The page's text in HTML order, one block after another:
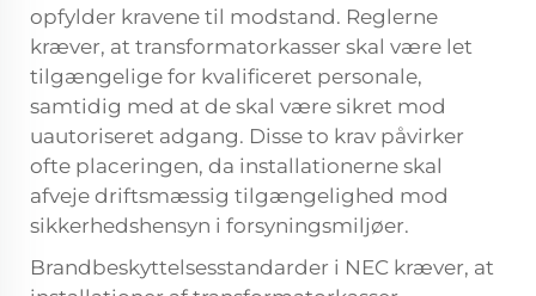
opfylder kravene til modstand. Reglerne
kræver, at transformatorkasser skal være let
tilgængelige for kvalificeret personale,
samtidig med at de skal være sikret mod
uautoriseret adgang. Disse to krav påvirker
ofte placeringen, da installationerne skal
afveje driftsmæssig tilgængelighed mod
sikkerhedshensyn i forsyningsmiljøer.
Brandbeskyttelsesstandarder i NEC kræver, at